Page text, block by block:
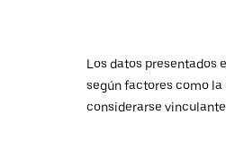
Los datos presentados
según factores como
considerarse